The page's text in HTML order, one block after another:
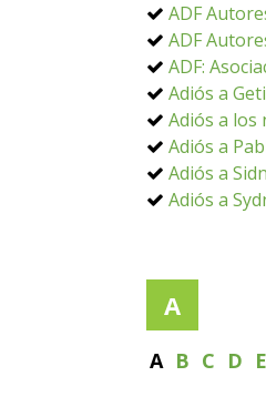
ADF
ADF
ADF:
Adiós a
Adiós a los
Adiós a
Adiós a
Adiós a
A
A B C D E